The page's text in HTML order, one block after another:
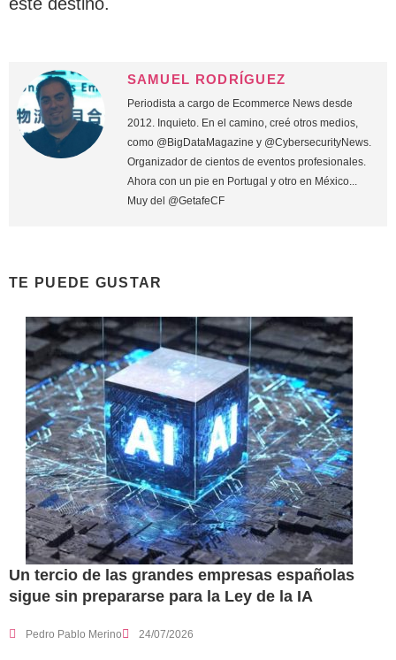
SAMUEL RODRÍGUEZ
Periodista a cargo de Ecommerce News desde
2012. Inquieto. En el camino, creé otros medios,
como @BigDataMagazine y @CybersecurityNews.
Organizador de cientos de eventos profesionales.
Ahora con un pie en Portugal y otro en México...
Muy del @GetafeCF
TE PUEDE GUSTAR
Un tercio de las grandes empresas españolas
sigue sin prepararse para la Ley de la IA
Pedro Pablo Merino 24/07/2026